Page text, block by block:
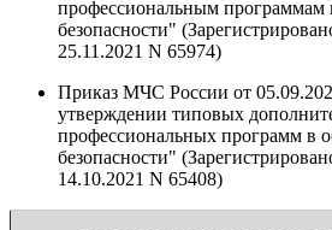
профессиональным программам
безопасности"
25.11.2021 N 65974)
Приказ МЧС России от
утверждении типовых
профессиональных программ в
безопасности"
14.10.2021 N 65408)